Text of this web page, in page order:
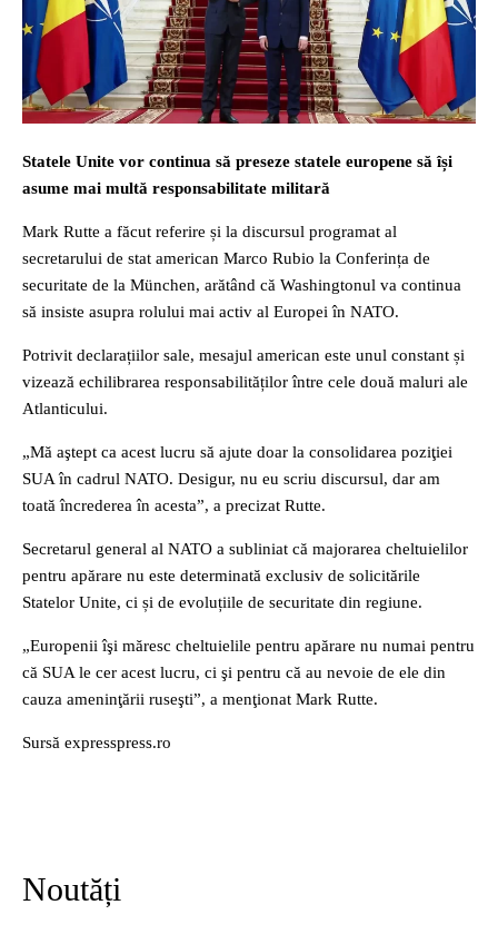
Statele Unite vor continua să preseze statele europene să își
asume mai multă responsabilitate militară
Mark Rutte a făcut referire și la discursul programat al
secretarului de stat american Marco Rubio la Conferința de
securitate de la München, arătând că Washingtonul va continua
să insiste asupra rolului mai activ al Europei în NATO.
Potrivit declarațiilor sale, mesajul american este unul constant și
vizează echilibrarea responsabilităților între cele două maluri ale
Atlanticului.
„Mă aştept ca acest lucru să ajute doar la consolidarea poziţiei
SUA în cadrul NATO. Desigur, nu eu scriu discursul, dar am
toată încrederea în acesta”, a precizat Rutte.
Secretarul general al NATO a subliniat că majorarea cheltuielilor
pentru apărare nu este determinată exclusiv de solicitările
Statelor Unite, ci și de evoluțiile de securitate din regiune.
„Europenii îşi măresc cheltuielile pentru apărare nu numai pentru
că SUA le cer acest lucru, ci şi pentru că au nevoie de ele din
cauza ameninţării ruseşti”, a menţionat Mark Rutte.
Sursă expresspress.ro
Noutăți